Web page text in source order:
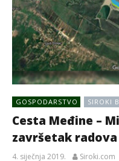
GOSPODARSTVO SIROKI
Cesta Međine –
završetak radova
4. siječnja 2019. Siroki.com